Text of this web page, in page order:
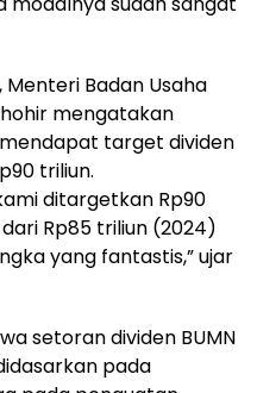
Badan Usaha
mengatakan
target dividen
triliun.
ditargetkan Rp90
Rp85 triliun (2024)
yang fantastis,” ujar
setoran dividen BUMN
pada